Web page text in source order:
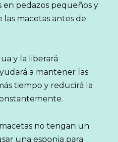
en pedazos pequeños y
macetas antes de
y la liberará
a mantener las
tiempo y reducirá la
no tengan un
una esponja para